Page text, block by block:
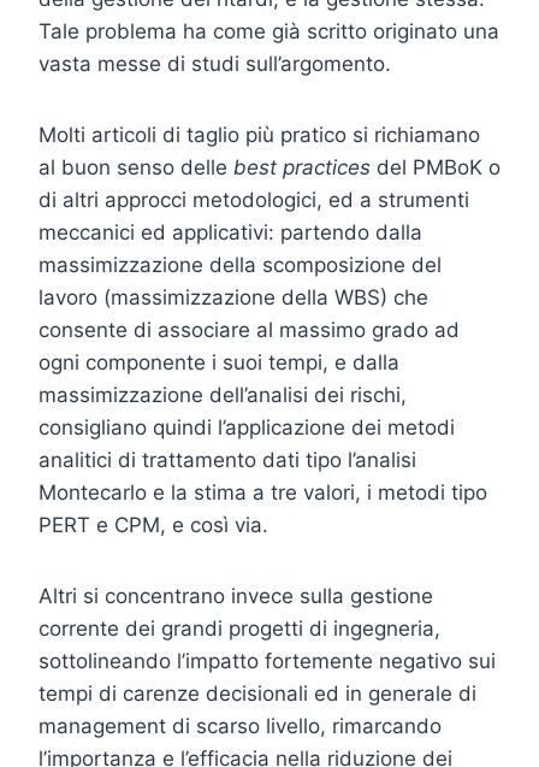
Tale problema ha come già scritto originato una
vasta messe di studi sull’argomento.
Molti articoli di taglio più pratico si richiamano
al buon senso delle best practices del PMBoK o
di altri approcci metodologici, ed a strumenti
meccanici ed applicativi: partendo dalla
massimizzazione della scomposizione del
lavoro (massimizzazione della WBS) che
consente di associare al massimo grado ad
ogni componente i suoi tempi, e dalla
massimizzazione dell’analisi dei rischi,
consigliano quindi l’applicazione dei metodi
analitici di trattamento dati tipo l’analisi
Montecarlo e la stima a tre valori, i metodi tipo
PERT e CPM, e così via.
Altri si concentrano invece sulla gestione
corrente dei grandi progetti di ingegneria,
sottolineando l’impatto fortemente negativo sui
tempi di carenze decisionali ed in generale di
management di scarso livello, rimarcando
l’importanza e l’efficacia nella riduzione dei